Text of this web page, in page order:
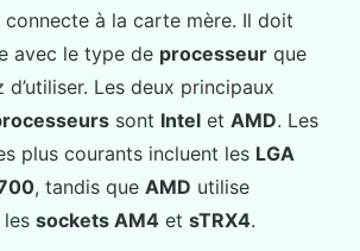
connecte à la carte mère. Il doit
avec le type de processeur que
d’utiliser. Les deux principaux
sont Intel et AMD. Les
plus courants incluent les LGA
, tandis que AMD utilise
sockets AM4 et sTRX4.